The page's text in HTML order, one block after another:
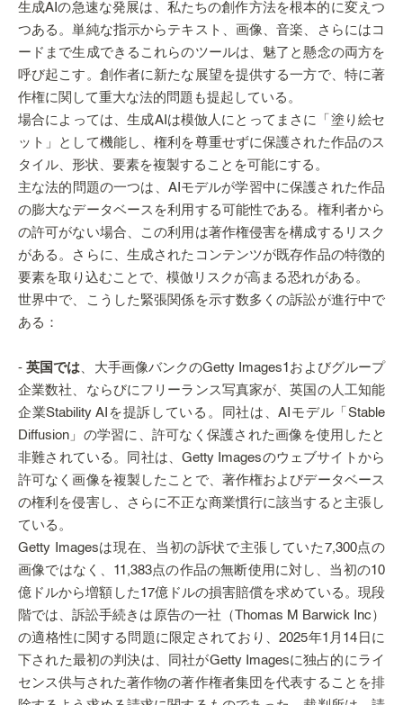
生成AIの急速な発展は、私たちの創作方法を根本的に変えつ
つある。単純な指示からテキスト、画像、音楽、さらにはコ
ードまで生成できるこれらのツールは、魅了と懸念の両方を
呼び起こす。創作者に新たな展望を提供する一方で、特に著
作権に関して重大な法的問題も提起している。
場合によっては、生成AIは模倣人にとってまさに「塗り絵セ
ット」として機能し、権利を尊重せずに保護された作品のス
タイル、形状、要素を複製することを可能にする。
主な法的問題の一つは、AIモデルが学習中に保護された作品
の膨大なデータベースを利用する可能性である。権利者から
の許可がない場合、この利用は著作権侵害を構成するリスク
がある。さらに、生成されたコンテンツが既存作品の特徴的
要素を取り込むことで、模倣リスクが高まる恐れがある。
世界中で、こうした緊張関係を示す数多くの訴訟が進行中で
ある：
-英国では、大手画像バンクのGetty Images1およびグループ
企業数社、ならびにフリーランス写真家が、英国の人工知能
企業Stability AIを提訴している。同社は、AIモデル「Stable
Diffusion」の学習に、許可なく保護された画像を使用したと
非難されている。同社は、Getty Imagesのウェブサイトから
許可なく画像を複製したことで、著作権およびデータベース
の権利を侵害し、さらに不正な商業慣行に該当すると主張し
ている。
Getty Imagesは現在、当初の訴状で主張していた7,300点の
画像ではなく、11,383点の作品の無断使用に対し、当初の10
億ドルから増額した17億ドルの損害賠償を求めている。現段
階では、訴訟手続きは原告の一社（Thomas M Barwick Inc）
の適格性に関する問題に限定されており、2025年1月14日に
下された最初の判決は、同社がGetty Imagesに独占的にライ
センス供与された著作物の著作権者集団を代表することを排